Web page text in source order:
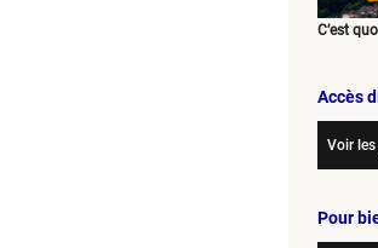
C’est
Accès
Voir
Pour